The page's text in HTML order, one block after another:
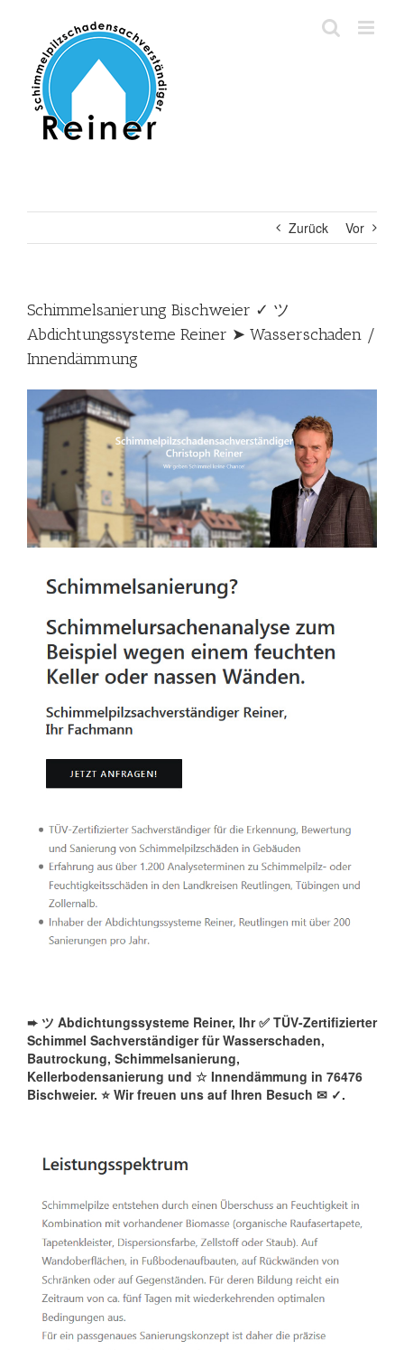
springen
Zurück Vor
Schimmelsanierung Bischweier ✓ ツ
Abdichtungssysteme Reiner ➤ Wasserschaden /
Innendämmung
➨ ツ Abdichtungssysteme Reiner, Ihr ✅ TÜV-Zertifizierter
Schimmel Sachverständiger für Wasserschaden,
Bautrockung, Schimmelsanierung,
Kellerbodensanierung und ☆ Innendämmung in 76476
Bischweier. ⭐ Wir freuen uns auf Ihren Besuch ✉ ✓️.